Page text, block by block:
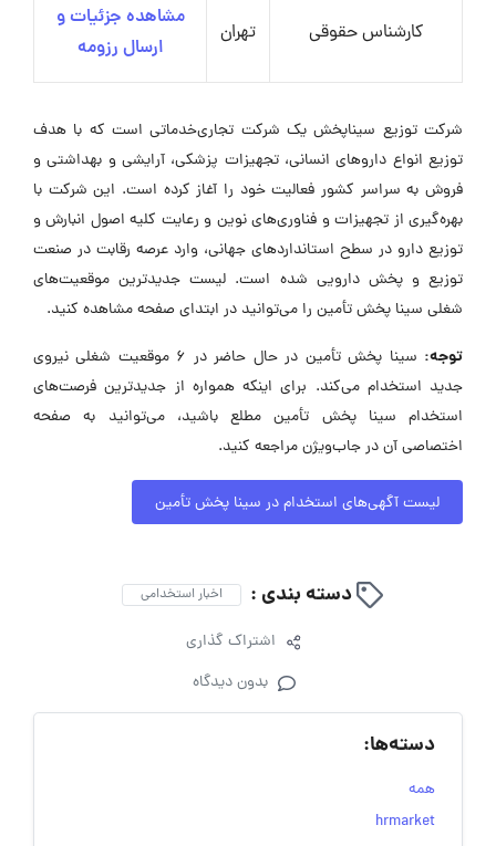
کارشناس حقوقی تهران
مشاهده جزئیات و
ارسال رزومه
شرکت توزیع سیناپخش یک شرکت تجاری‌خدماتی است که با هدف
توزیع انواع داروهای انسانی، تجهیزات پزشکی، آرایشی و بهداشتی و
فروش به سراسر کشور فعالیت خود را آغاز کرده است. این شرکت با
بهره‌گیری از تجهیزات و فناوری‌های نوین و رعایت کلیه اصول انبارش و
توزیع دارو در سطح استانداردهای جهانی، وارد عرصه رقابت در صنعت
توزیع و پخش دارویی شده است. لیست جدیدترین موقعیت‌های
شغلی سینا پخش تأمین را می‌توانید در ابتدای صفحه مشاهده کنید.
توجه:
سینا پخش تأمین در حال حاضر در ۶ موقعیت شغلی نیروی
جدید استخدام می‌کند. برای اینکه همواره از جدیدترین فرصت‌های
استخدام سینا پخش تأمین مطلع باشید، می‌توانید به صفحه
اختصاصی آن در جاب‌ویژن مراجعه کنید.
لیست آگهی‌های استخدام در سینا پخش تأمین
دسته بندی : اخبار استخدامی
اشتراک گذاری
بدون دیدگاه
دسته‌ها:
همه
hrmarket